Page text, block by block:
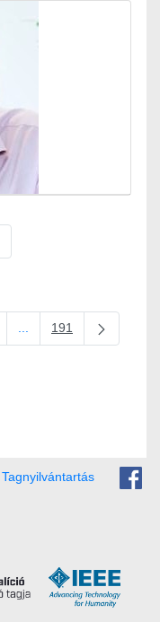
a TAB billentyűvel.
...Köztes oldalak
Oldal
191
Tagnyilvántartás